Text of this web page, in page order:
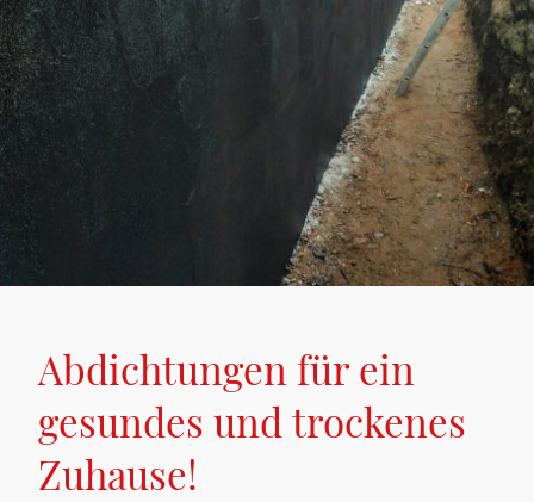
Abdichtungen für ein
gesundes und trockenes
Zuhause!